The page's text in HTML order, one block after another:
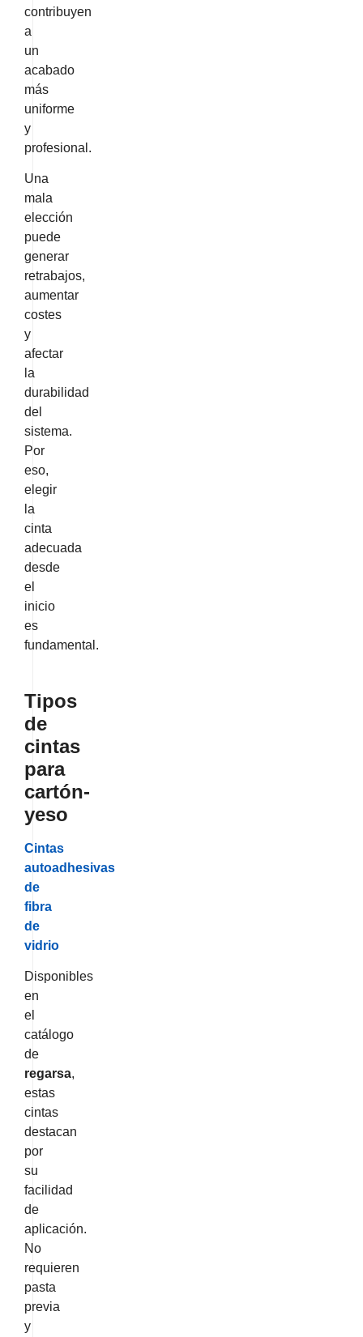
contribuyen
a
un
acabado
más
uniforme
y
profesional.
Una
mala
elección
puede
generar
retrabajos,
aumentar
costes
y
afectar
la
durabilidad
del
sistema.
Por
eso,
elegir
la
cinta
adecuada
desde
el
inicio
es
fundamental.
Tipos
de
cintas
para
cartón-
yeso
Cintas
autoadhesivas
de
fibra
de
vidrio
Disponibles
en
el
catálogo
de
regarsa,
estas
cintas
destacan
por
su
facilidad
de
aplicación.
No
requieren
pasta
previa
y